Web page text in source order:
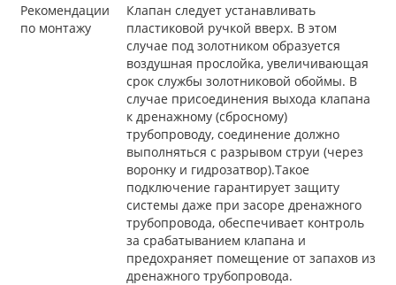
Рекомендации
по монтажу
Клапан следует устанавливать
пластиковой ручкой вверх. В этом
случае под золотником образуется
воздушная прослойка, увеличивающая
срок службы золотниковой обоймы. В
случае присоединения выхода клапана
к дренажному (сбросному)
трубопроводу, соединение должно
выполняться с разрывом струи (через
воронку и гидрозатвор).Такое
подключение гарантирует защиту
системы даже при засоре дренажного
трубопровода, обеспечивает контроль
за срабатыванием клапана и
предохраняет помещение от запахов из
дренажного трубопровода.